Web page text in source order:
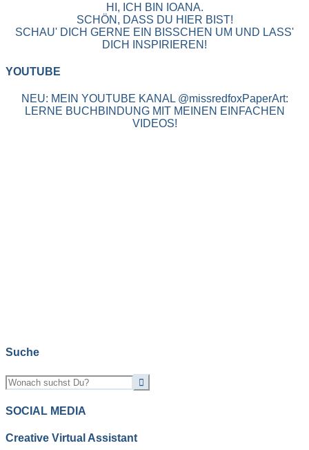
HI, ICH BIN IOANA.
SCHÖN, DASS DU HIER BIST!
SCHAU' DICH GERNE EIN BISSCHEN UM UND LASS'
DICH INSPIRIEREN!
YOUTUBE
NEU: MEIN YOUTUBE KANAL @missredfoxPaperArt:
LERNE BUCHBINDUNG MIT MEINEN EINFACHEN
VIDEOS!
Suche
SOCIAL MEDIA
Creative Virtual Assistant